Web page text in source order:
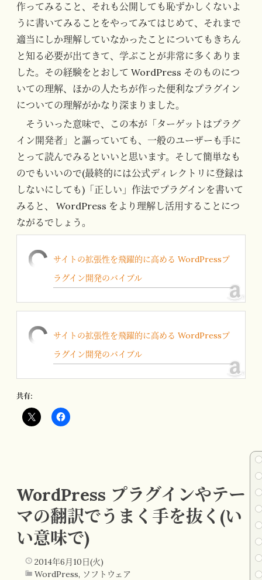
作ってみること、それも公開しても恥ずかしくないよ
うに書いてみることをやってみてはじめて、それまで
適当にしか理解していなかったことについてもきちん
と知る必要が出てきて、学ぶことが非常に多くありま
した。その経験をとおして WordPress そのものにつ
いての理解、ほかの人たちが作った便利なプラグイン
についての理解がかなり深まりました。
そういった意味で、この本が「ターゲットはプラグ
イン開発者」と謳っていても、一般のユーザーも手に
とって読んでみるといいと思います。そして簡単なも
のでもいいので(最終的には公式ディレクトリに登録は
しないにしても)「正しい」作法でプラグインを書いて
みると、 WordPress をより理解し活用することにつ
ながるでしょう。
サイトの拡張性を飛躍的に高める WordPressプ
ラグイン開発のバイブル
サイトの拡張性を飛躍的に高める WordPressプ
ラグイン開発のバイブル
共有:
WordPress プラグインやテー
マの翻訳でうまく手を抜く(い
い意味で)
2014年6月10日(火)
WordPress, ソフトウェア